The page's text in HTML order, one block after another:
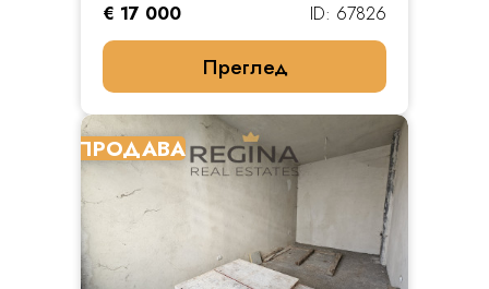
€ 17 000 ID: 67826
Преглед
ПРОДАВА